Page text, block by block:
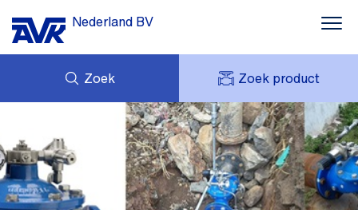
Nederland BV
Zoek Zoek product
DOWNLOADS
CASE STORIES
AVK NEDERLAND
MIJN OFFERTES
MIJN AVK
AVK HOLDING (GROUP)
VACATURES